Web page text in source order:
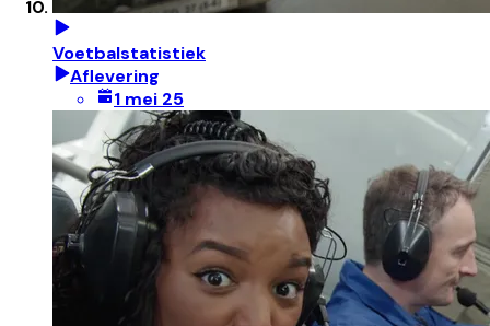
Voetbalstatistiek
Aflevering
1 mei 25